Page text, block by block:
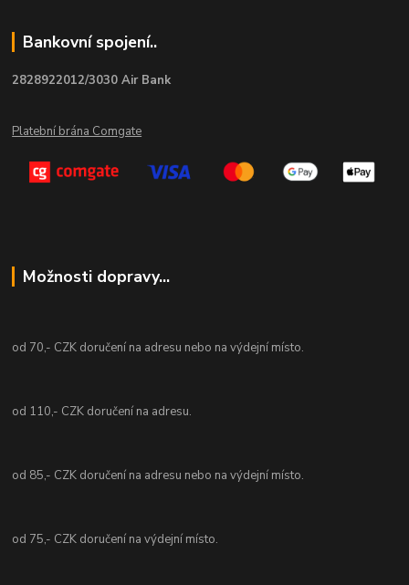
Bankovní spojení..
2828922012/3030 Air Bank
Platební brána Comgate
Možnosti dopravy...
od 70,- CZK doručení na adresu nebo na výdejní místo.
od 110,- CZK doručení na adresu.
od 85,- CZK doručení na adresu nebo na výdejní místo.
od 75,- CZK doručení na výdejní místo.